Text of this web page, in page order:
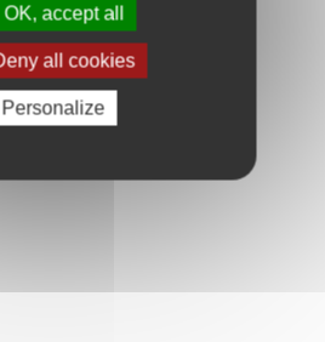
OK, accept all
all cookies
Personalize